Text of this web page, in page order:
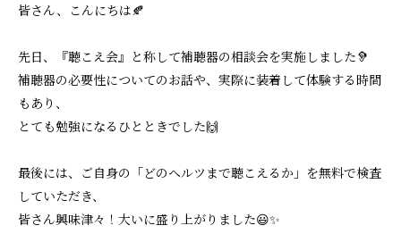
皆さん、こんにちは🍂
先日、『聴こえ会』と称して補聴器の相談会を実施しました🦻
補聴器の必要性についてのお話や、実際に装着して体験する時間
もあり、
とても勉強になるひとときでした🙌
最後には、ご自身の「どのヘルツまで聴こえるか」を無料で検査
していただき、
皆さん興味津々！大いに盛り上がりました😃✨